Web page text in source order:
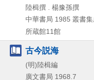
陸楫撰 . 楊豫孫撰
中華書局 1985 叢書
所蔵館11館
古今説海
(明)陸楫編
廣文書局 1968.7